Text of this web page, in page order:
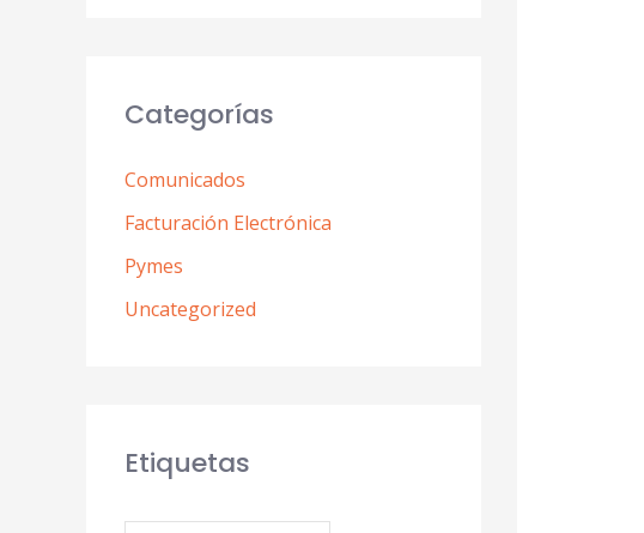
Categorías
Comunicados
Facturación Electrónica
Pymes
Uncategorized
Etiquetas